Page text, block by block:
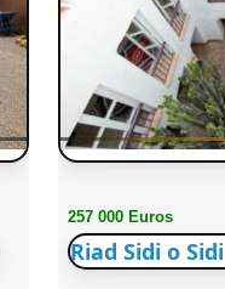
257 000 Euros
Riad Sidi o Sidi